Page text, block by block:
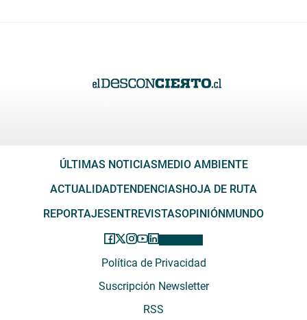
ÚLTIMAS NOTICIASMEDIO AMBIENTE
ACTUALIDADTENDENCIASHOJA DE RUTA
REPORTAJESENTREVISTASOPINIÓNMUNDO
Política de Privacidad
Suscripción Newsletter
RSS